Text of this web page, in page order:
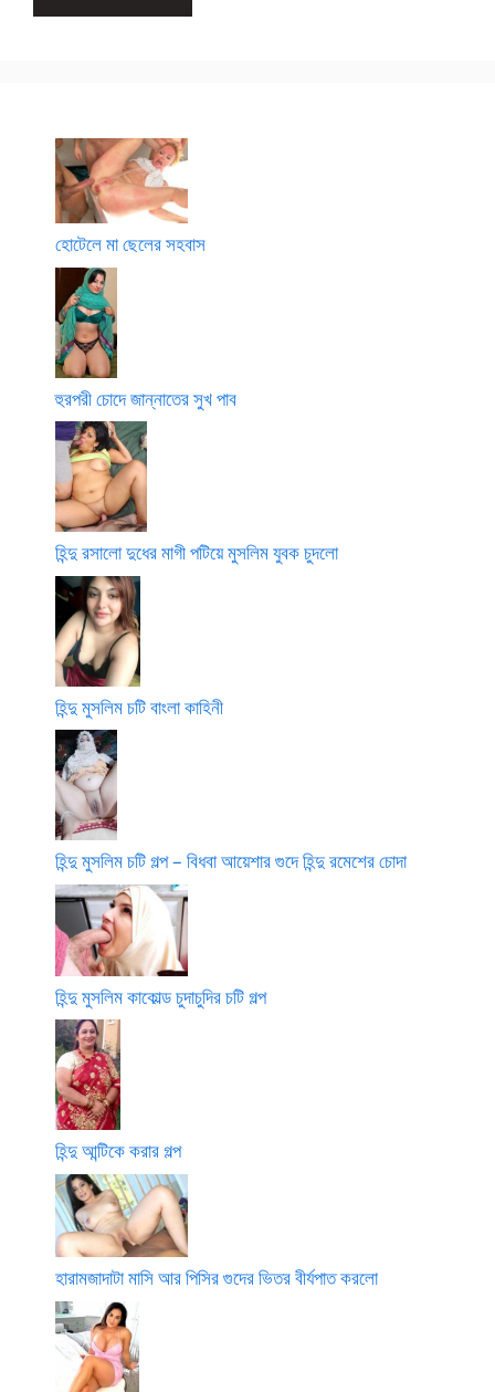
হোটেলে মা ছেলের সহবাস
হুরপরী চোদে জান্নাতের সুখ পাব
হিন্দু রসালো দুধের মাগী পটিয়ে মুসলিম যুবক চুদলো
হিন্দু মুসলিম চটি বাংলা কাহিনী
হিন্দু মুসলিম চটি গল্প – বিধবা আয়েশার গুদে হিন্দু রমেশের চোদা
হিন্দু মুসলিম কাকোল্ড চুদাচুদির চটি গল্প
হিন্দু আন্টিকে করার গল্প
হারামজাদাটা মাসি আর পিসির গুদের ভিতর বীর্যপাত করলো